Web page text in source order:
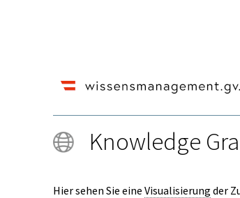
Knowledge
Hier sehen Sie eine Visualisierung der